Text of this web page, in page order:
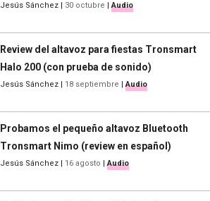
Jesús Sánchez 30 octubre |Audio
Review del altavoz para fiestas Tronsmart
Halo 200 (con prueba de sonido)
Jesús Sánchez 18 septiembre |Audio
Probamos el pequeño altavoz Bluetooth
Tronsmart Nimo (review en español)
Jesús Sánchez 16 agosto |Audio